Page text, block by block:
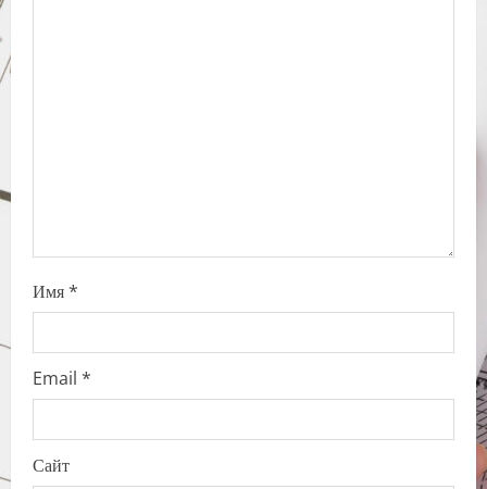
Имя*
Email *
Сайт